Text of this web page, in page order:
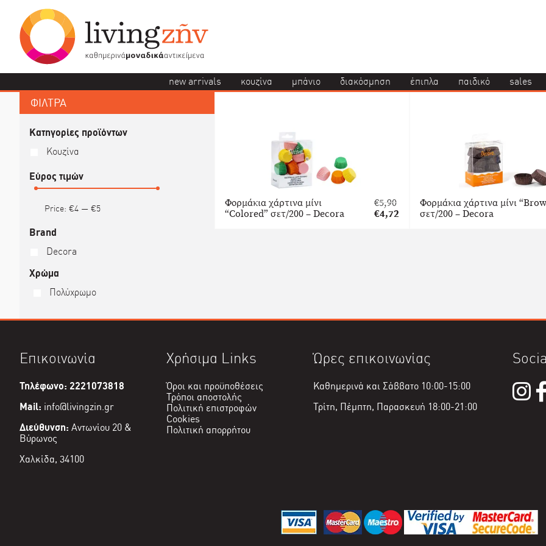
new arrivals κουζίνα μπάνιο διακόσμηση έπιπλα παιδικό sales
ΦΙΛΤΡΑ
Κατηγορίες προϊόντων
Κουζίνα
Εύρος τιμών
Price: €4— €5
Brand
Decora
Χρώμα
Πολύχρωμο
Φορμάκια χάρτινα μίνι
“Colored” σετ/200 – Decora
€5,90
Original
price
€4,72
Φορμάκια χάρτινα μίνι
σετ/200 – Decora
Επικοινωνία
Τηλέφωνο: 2221073818
Mail: info@livingzin.gr
Διεύθυνση: Αντωνίου 20 &
Βύρωνος
Χαλκίδα, 34100
Χρήσιμα Links
Όροι και προϋποθέσεις
Τρόποι αποστολής
Πολιτική επιστροφών
Cookies
Πολιτική απορρήτου
Ώρες επικοινωνίας
Καθημερινά και Σάββατο 10:00-15:00
Τρίτη, Πέμπτη, Παρασκευή 18:00-21:00